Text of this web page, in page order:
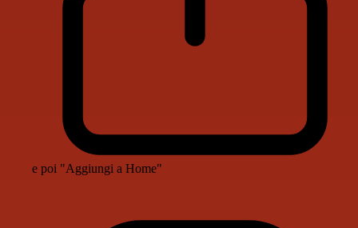
e poi "Aggiungi a Home"